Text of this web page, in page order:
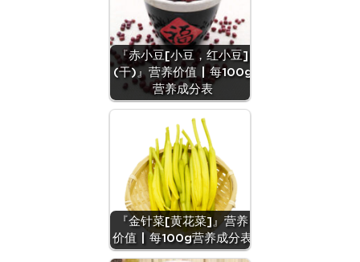
『赤小豆[小豆，红小豆]
(干)』营养价值 | 每100g
营养成分表
『金针菜[黄花菜]』营养
价值 | 每100g营养成分表